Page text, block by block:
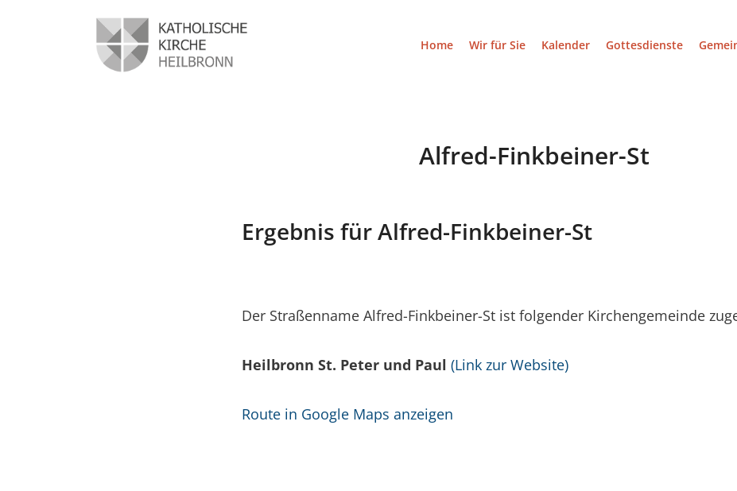
Home Wir für Sie Kalender Gottesdienste
Alfred-Finkbeiner-St
Ergebnis für Alfred-Finkbeiner-St
Der Straßenname Alfred-Finkbeiner-St ist folgender Kirchengemeinde
Heilbronn St. Peter und Paul (Link zur Website)
Route in Google Maps anzeigen